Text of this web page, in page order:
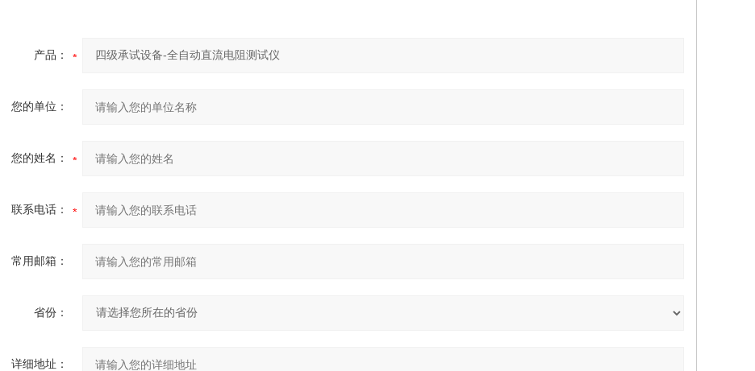
产品：
您的单位：
您的姓名：
联系电话：
常用邮箱：
省份：
详细地址：